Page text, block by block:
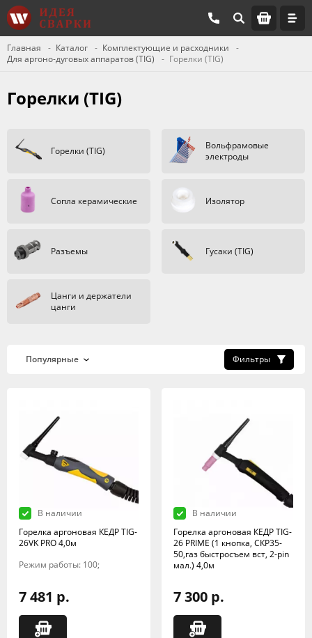
Главная Каталог
Комплектующие и расходники
Для аргоно-дуговых аппаратов (TIG)
Горелки (TIG)
Горелки (TIG)
Горелки (TIG)
Вольфрамовые
электроды
Сопла керамические Изолятор
Разъемы Гусаки (TIG)
Цанги и держатели
цанги
Фильтры
В наличии
Горелка аргоновая КЕДР TIG-
26VK PRO 4,0м
Режим работы: 100;
7 481 р.
В наличии
Горелка аргоновая КЕДР TIG-
26 PRIME (1 кнопка, СКР35-
50,газ быстросъем вст, 2-pin
мал.) 4,0м
7 300 р.